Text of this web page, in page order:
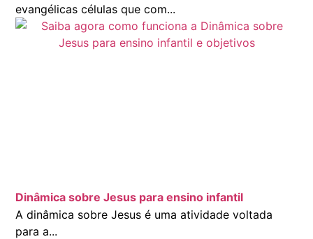
evangélicas células que com...
Dinâmica sobre Jesus para ensino infantil
A dinâmica sobre Jesus é uma atividade voltada
para a...